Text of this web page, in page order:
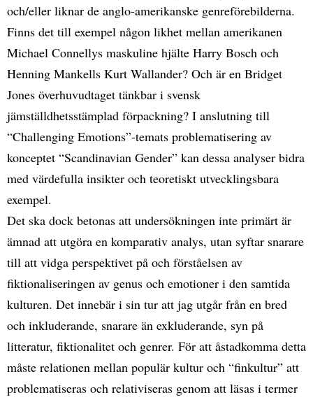
och/eller liknar de anglo-amerikanske genreförebilderna.
Finns det till exempel någon likhet mellan amerikanen
Michael Connellys maskuline hjälte Harry Bosch och
Henning Mankells Kurt Wallander? Och är en Bridget
Jones överhuvudtaget tänkbar i svensk
jämställdhetsstämplad förpackning? I anslutning till
“Challenging Emotions”-temats problematisering av
konceptet “Scandinavian Gender” kan dessa analyser bidra
med värdefulla insikter och teoretiskt utvecklingsbara
exempel.
Det ska dock betonas att undersökningen inte primärt är
ämnad att utgöra en komparativ analys, utan syftar snarare
till att vidga perspektivet på och förståelsen av
fiktionaliseringen av genus och emotioner i den samtida
kulturen. Det innebär i sin tur att jag utgår från en bred
och inkluderande, snarare än exkluderande, syn på
litteratur, fiktionalitet och genrer. För att åstadkomma detta
måste relationen mellan populär kultur och “finkultur” att
problematiseras och relativiseras genom att läsas i termer